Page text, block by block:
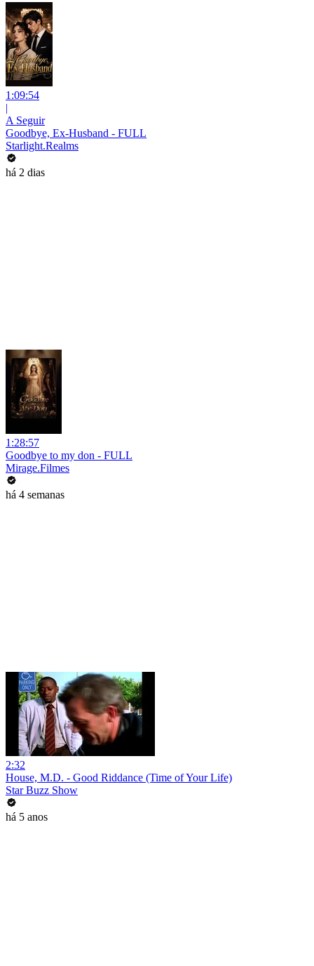
1:09:54
|
A Seguir
Goodbye, Ex-Husband - FULL
Starlight.Realms
há 2 dias
1:28:57
Goodbye to my don - FULL
Mirage.Filmes
há 4 semanas
2:32
House, M.D. - Good Riddance (Time of Your Life)
Star Buzz Show
há 5 anos